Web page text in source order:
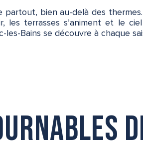
partout, bien au-delà des
les terrasses s’animent et le
les-Bains se découvre à chaque